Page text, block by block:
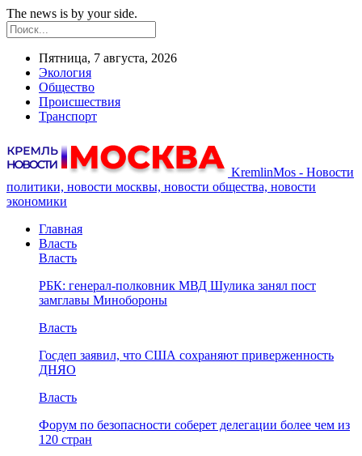
The news is by your side.
Пятница, 7 августа, 2026
Экология
Общество
Происшествия
Транспорт
KremlinMos - Новости
политики, новости москвы, новости общества, новости
экономики
Главная
Власть
Власть
РБК: генерал-полковник МВД Шулика занял пост
замглавы Минобороны
Власть
Госдеп заявил, что США сохраняют приверженность
ДНЯО
Власть
Форум по безопасности соберет делегации более чем из
120 стран